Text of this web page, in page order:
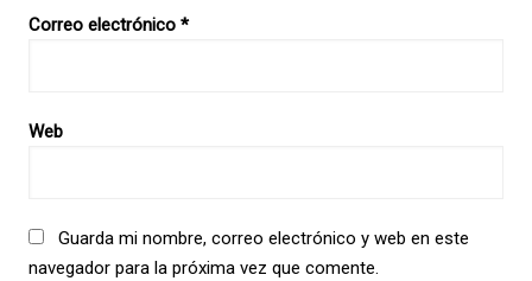
Correo electrónico *
Web
Guarda mi nombre, correo electrónico y web en este
navegador para la próxima vez que comente.